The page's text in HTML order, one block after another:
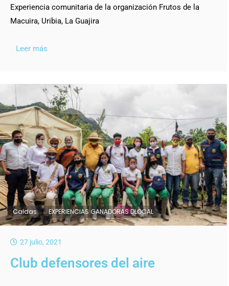
Experiencia comunitaria de la organización Frutos de la
Macuira, Uribia, La Guajira
Leer más
Caldas EXPERIENCIAS GANADORAS DLOCAL
27 julio, 2021
Club defensores del aire